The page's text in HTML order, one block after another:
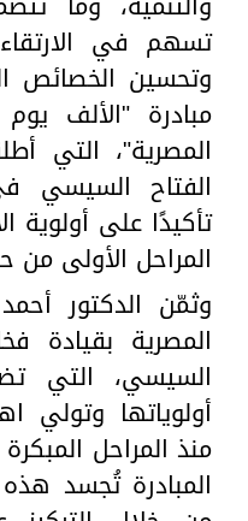
تسهم في
وتحسين الخصائص
مبادرة "الألف
المصرية"، التي
تأكيدًا على أولوية
المراحل الأولى من
وثمّن الدكتور
المصرية بقيادة
السيسي، التي
أولوياتها وتولي
منذ المراحل
المبادرة تُجسد